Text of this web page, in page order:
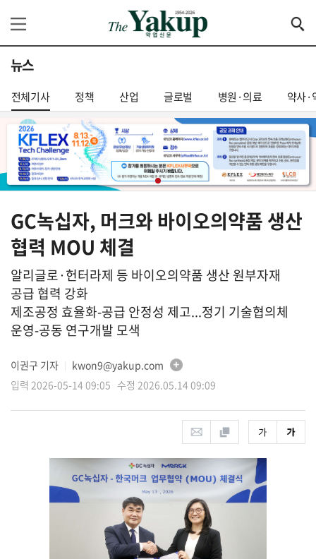
뉴스
전체기사 정책 산업 글로벌 병원·의료 약사·
GC녹십자, 머크와 바이오의약품 생산
협력 MOU 체결
알리글로·헌터라제 등 바이오의약품 생산 원부자재
공급 협력 강화
제조공정 효율화-공급 안정성 제고...정기 기술협의체
운영-공동 연구개발 모색
이권구 기자
kwon9@yakup.com
입력 2026-05-14 09:05 수정 2026.05.14 09:09